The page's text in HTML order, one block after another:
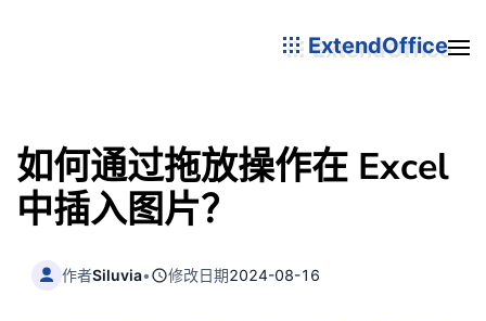
ExtendOffice
如何通过拖放操作在 Excel
中插入图片？
作者Siluvia• 修改日期2024-08-16